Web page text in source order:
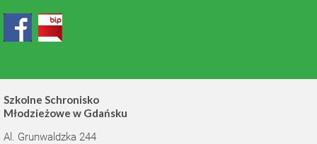
Szkolne Schronisko
Młodzieżowe w Gdańsku
Al. Grunwaldzka 244